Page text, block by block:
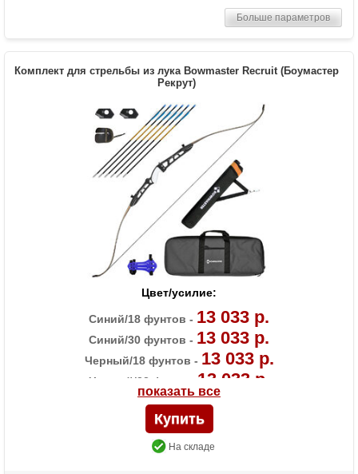
Рукоять, плечи, тетива, полочка, 6 стрел
Bowmaster, крага, напалечник, чехол-
сумка, колчан для стрел (текущий цвет
аксессуаров уточните у менеджера)
Масса (кг)
1.3
Рукоятка - алюминий, плечи - дерево с
ламинатом
Назначение
Развлечение, спорт
Особенности
Длина рукояти 23 дюйма
Больше параметров
Комплект для стрельбы из лука Bowmaster Recruit (Боумастер
Рекрут)
Цвет/усилие:
Синий/18 фунтов - 13 033 р.
Синий/30 фунтов - 13 033 р.
Черный/18 фунтов - 13 033 р.
Черный/22 фунта - 13 033 р.
Черный/30 фунтов -13 033 р.
Черный/36 фунтов -13 033 р.
показать все
На складе